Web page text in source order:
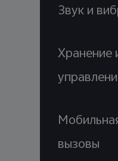
Звук и
Хранение
вызовы